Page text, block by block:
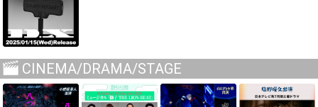
CINEMA/DRAMA/STAGE